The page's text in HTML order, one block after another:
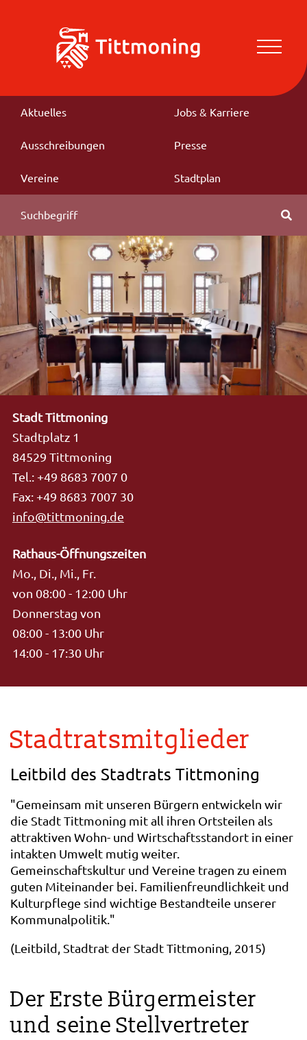
Aktuelles Jobs & Karriere
Ausschreibungen Presse
Vereine Stadtplan
Stadt Tittmoning
Stadtplatz 1
84529 Tittmoning
Tel.: +49 8683 7007 0
Fax: +49 8683 7007 30
info@tittmoning.de
Rathaus-Öffnungszeiten
Mo., Di., Mi., Fr.
von 08:00 - 12:00 Uhr
Donnerstag von
08:00 - 13:00 Uhr
14:00 - 17:30 Uhr
Stadtratsmitglieder
Leitbild des Stadtrats Tittmoning
"Gemeinsam mit unseren Bürgern entwickeln wir
die Stadt Tittmoning mit all ihren Ortsteilen als
attraktiven Wohn- und Wirtschaftsstandort in einer
intakten Umwelt mutig weiter.
Gemeinschaftskultur und Vereine tragen zu einem
guten Miteinander bei. Familienfreundlichkeit und
Kulturpflege sind wichtige Bestandteile unserer
Kommunalpolitik."
(Leitbild, Stadtrat der Stadt Tittmoning, 2015)
Der Erste Bürgermeister
und seine Stellvertreter